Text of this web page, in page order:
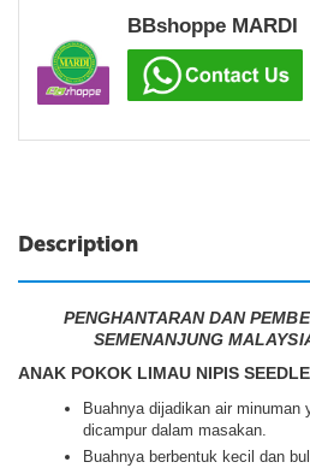
BBshoppe MARDI
Description
PENGHANTARAN DAN
SEMENANJUNG
ANAK POKOK LIMAU NIPIS
Buahnya dijadikan air minuman
dicampur dalam masakan.
Buahnya berbentuk kecil dan